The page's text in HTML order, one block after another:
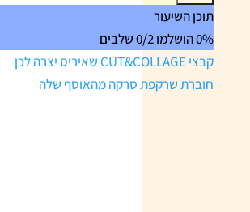
חוברות
דימויים
במתנה
תוכן השיעור
0% הושלמו
0/2 שלבים
קבצי CUT&COLLAGE שאיריס יצרה לכן
חוברת שרקפת סרקה מהאוסף שלה